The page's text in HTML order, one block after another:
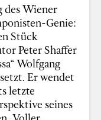
des Wiener
Genie:
Stück
Peter Shaffer
Wolfgang
Er wendet
letzte
seines